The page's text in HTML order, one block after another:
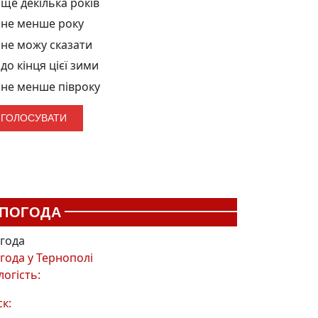
не менше року
не можу сказати
до кінця цієї зими
не менше півроку
ПОГОДА
уТернополі